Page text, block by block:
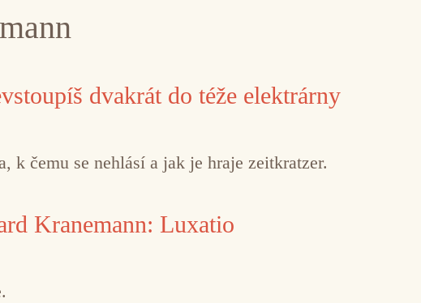
dvakrát do téže elektrárny
k čemu se nehlásí a jak je hraje zeitkratzer.
Kranemann: Luxatio